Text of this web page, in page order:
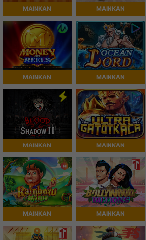
MAINKAN MAINKAN
MAINKAN MAINKAN
MAINKAN MAINKAN
MAINKAN MAINKAN